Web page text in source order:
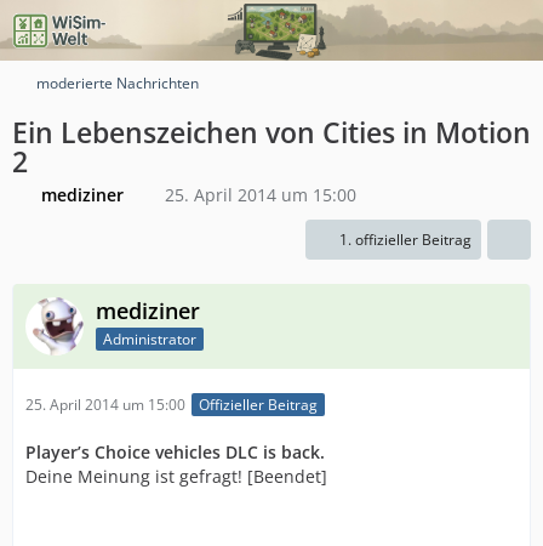
moderierte Nachrichten
Ein Lebenszeichen von Cities in Motion
2
mediziner 25. April 2014 um 15:00
1. offizieller Beitrag
mediziner
Administrator
25. April 2014 um 15:00 Offizieller Beitrag
Player’s Choice vehicles DLC is back.
Deine Meinung ist gefragt! [Beendet]